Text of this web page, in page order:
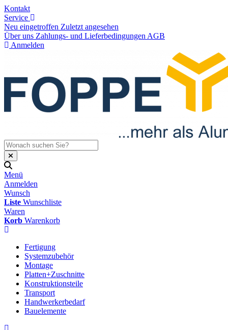
Kontakt
Service
Neu eingetroffen Zuletzt angesehen
Über uns Zahlungs- und Lieferbedingungen AGB
Anmelden
Menü
Anmelden
Wunsch
Liste Wunschliste
Waren
Korb Warenkorb
Fertigung
Systemzubehör
Montage
Platten+Zuschnitte
Konstruktionsteile
Transport
Handwerkerbedarf
Bauelemente